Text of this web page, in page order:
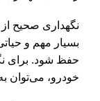
نگهداری صحیح
بسیار مهم و
حفظ شود. برای
خودرو، می‌توان